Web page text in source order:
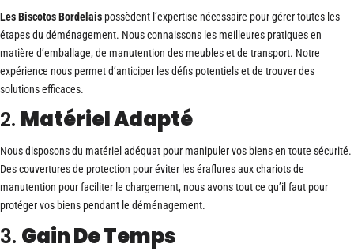
Les Biscotos Bordelais possèdent l’expertise nécessaire pour gérer toutes les
étapes du déménagement. Nous connaissons les meilleures pratiques en
matière d’emballage, de manutention des meubles et de transport. Notre
expérience nous permet d’anticiper les défis potentiels et de trouver des
solutions efficaces.
2. Matériel Adapté
Nous disposons du matériel adéquat pour manipuler vos biens en toute sécurité.
Des couvertures de protection pour éviter les éraflures aux chariots de
manutention pour faciliter le chargement, nous avons tout ce qu’il faut pour
protéger vos biens pendant le déménagement.
3. Gain De Temps